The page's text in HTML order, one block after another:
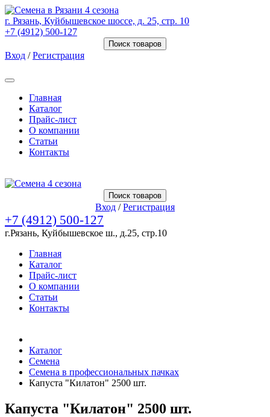
г. Рязань, Куйбышевское шоссе, д. 25, стр. 10
+7 (4912) 500-127
Поиск товаров
Вход /Регистрация
Главная
Каталог
Прайс-лист
О компании
Статьи
Контакты
Поиск товаров
Вход /Регистрация
+7 (4912) 500-127
г.Рязань, Куйбышевское ш., д.25, стр.10
Главная
Каталог
Прайс-лист
О компании
Статьи
Контакты
Каталог
Семена
Семена в профессиональных пачках
Капуста "Килатон" 2500 шт.
Капуста "Килатон" 2500 шт.